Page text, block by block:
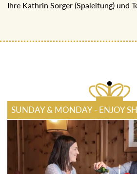
Ihre Kathrin Sorger (Spaleitung) und
SUNDAY & MONDAY - ENJOY